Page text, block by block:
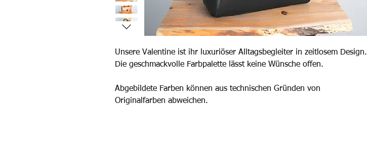
Unsere Valentine ist ihr luxuriöser Alltagsbegleiter in zeitlosem Design.
Die geschmackvolle Farbpalette lässt keine Wünsche offen.
Abgebildete Farben können aus technischen Gründen von
Originalfarben abweichen.